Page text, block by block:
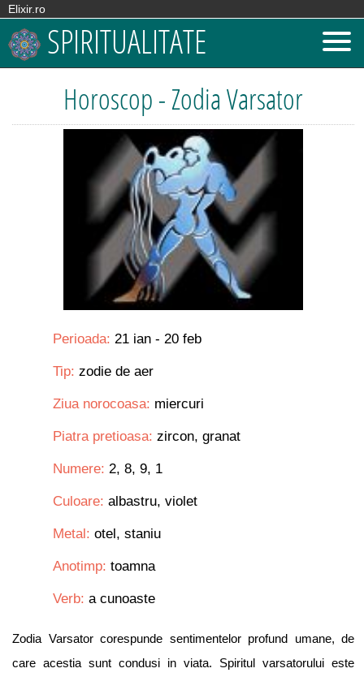
Elixir.ro
SPIRITUALITATE
Horoscop - Zodia Varsator
Perioada: 21 ian - 20 feb
Tip: zodie de aer
Ziua norocoasa: miercuri
Piatra pretioasa: zircon, granat
Numere: 2, 8, 9, 1
Culoare: albastru, violet
Metal: otel, staniu
Anotimp: toamna
Verb: a cunoaste
Zodia Varsator corespunde sentimentelor profund umane, de
care acestia sunt condusi in viata. Spiritul varsatorului este